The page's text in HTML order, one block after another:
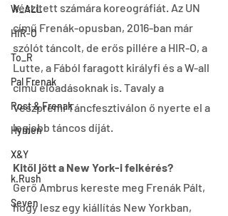
W_ALL
HIR-O
To_R
Pal Frenak
Rost & Frenak
Hymen
X&Y
k.Rush
Seven
készített számára koreográfiát. Az UN
című Frenák-opusban, 2016-ban már
szólót táncolt, de erős pillére a HIR-O, a
Lutte, a Fából faragott királyfi és a W-all
című előadásoknak is. Tavaly a
Veszprémi Táncfesztiválon ő nyerte el a
legjobb táncos díját.
Kitől jött a New York-i felkérés?
Gerő Ambrus kereste meg Frenák Pált,
hogy lesz egy kiállítás New Yorkban,